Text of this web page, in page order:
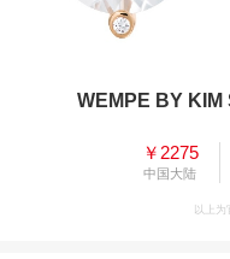
WEMPE BY
￥2275
中国大陆
以上